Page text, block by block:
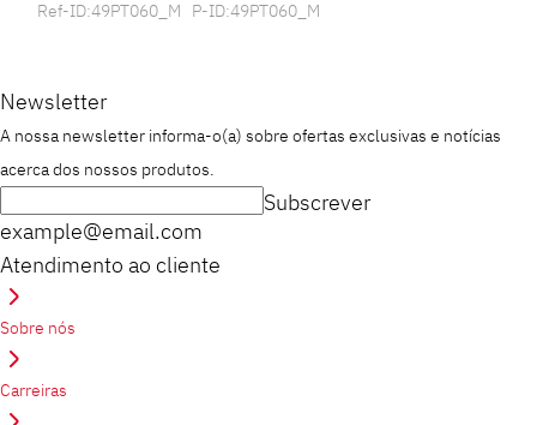
Ref-ID:49PT060_M P-ID:49PT060_M
Newsletter
A nossa newsletter informa-o(a) sobre ofertas exclusivas e notícias
acerca dos nossos produtos.
example@email.com
Subscrever
Atendimento ao cliente
Sobre nós
Carreiras